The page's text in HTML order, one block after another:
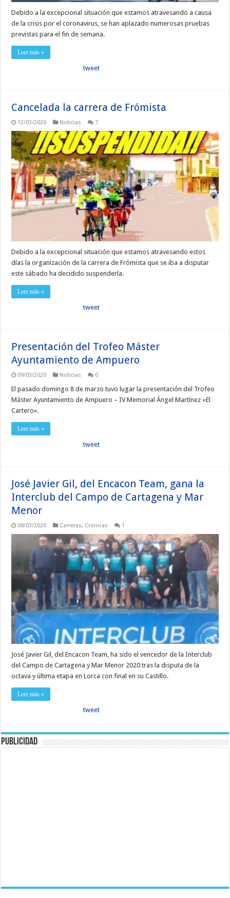
Debido a la excepcional situación que estamos atravesando a causa
de la crisis por el coronavirus, se han aplazado numerosas pruebas
previstas para el fin de semana.
Leer más »
tweet
Cancelada la carrera de Frómista
12/03/2020 Noticias 7
Debido a la excepcional situación que estamos atravesando estos
días la organización de la carrera de Frómista que se iba a disputar
este sábado ha decidido suspenderla.
Leer más »
tweet
Presentación del Trofeo Máster
Ayuntamiento de Ampuero
09/03/2020 Noticias 0
El pasado domingo 8 de marzo tuvo lugar la presentación del Trofeo
Máster Ayuntamiento de Ampuero – IV Memorial Ángel Martínez «El
Cartero».
Leer más »
tweet
José Javier Gil, del Encacon Team, gana la
Interclub del Campo de Cartagena y Mar
Menor
08/03/2020 Carreras, Crónicas 1
José Javier Gil, del Encacon Team, ha sido el vencedor de la Interclub
del Campo de Cartagena y Mar Menor 2020 tras la disputa de la
octava y última etapa en Lorca con final en su Castillo.
Leer más »
tweet
Publicidad